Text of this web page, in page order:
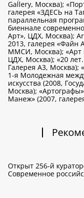
Gallery, Москва);
галерея «ЗДЕСЬ на
параллельная
биеннале
Арт», ЦДХ, Москва);
2013, галерея «Файн
ММСИ, Москва); «Арт
ЦДХ, Москва); «20
Галерея А3, Москва);
1-я Молодежная
искусства (2008,
Москва);
Манеж» (2007,
Открыт 256-й
Современное